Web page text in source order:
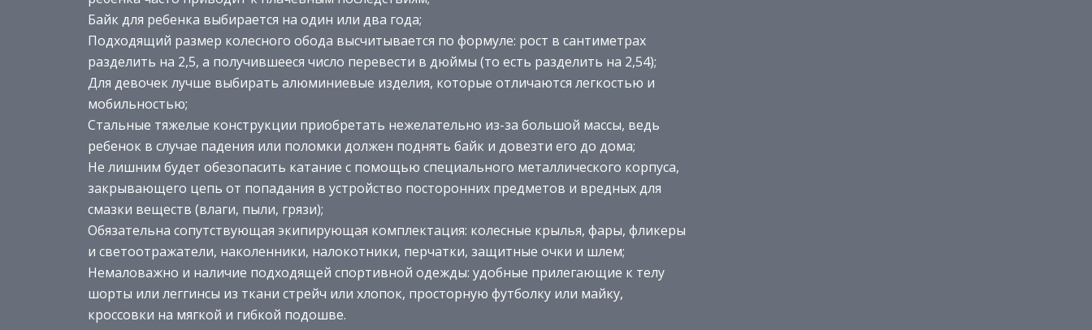
Байк для ребенка выбирается на один или два года;
Подходящий размер колесного обода высчитывается по формуле: рост в сантиметрах
разделить на 2,5, а получившееся число перевести в дюймы (то есть разделить на 2,54);
Для девочек лучше выбирать алюминиевые изделия, которые отличаются легкостью и
мобильностью;
Стальные тяжелые конструкции приобретать нежелательно из-за большой массы, ведь
ребенок в случае падения или поломки должен поднять байк и довезти его до дома;
Не лишним будет обезопасить катание с помощью специального металлического корпуса,
закрывающего цепь от попадания в устройство посторонних предметов и вредных для
смазки веществ (влаги, пыли, грязи);
Обязательна сопутствующая экипирующая комплектация: колесные крылья, фары, фликеры
и светоотражатели, наколенники, налокотники, перчатки, защитные очки и шлем;
Немаловажно и наличие подходящей спортивной одежды: удобные прилегающие к телу
шорты или леггинсы из ткани стрейч или хлопок, просторную футболку или майку,
кроссовки на мягкой и гибкой подошве.